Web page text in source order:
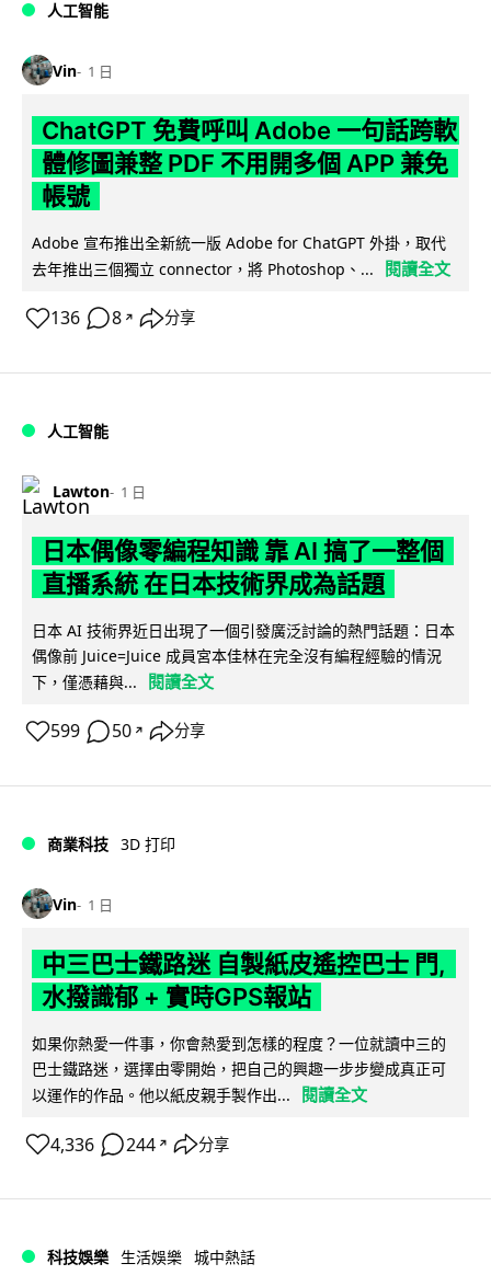
人工智能
Vin 1 日
ChatGPT 免費呼叫 Adobe 一句話跨軟
體修圖兼整 PDF 不用開多個 APP 兼免
帳號
Adobe 宣布推出全新統一版 Adobe for ChatGPT 外掛，取代
去年推出三個獨立 connector，將 Photoshop、...
閱讀全文
136 8 ↗ 分享
人工智能
Lawton 1 日
日本偶像零編程知識 靠 AI 搞了一整個
直播系統 在日本技術界成為話題
日本 AI 技術界近日出現了一個引發廣泛討論的熱門話題：日本
偶像前 Juice=Juice 成員宮本佳林在完全沒有編程經驗的情況
下，僅憑藉與...
閱讀全文
599 50 ↗ 分享
商業科技 3D 打印
Vin 1 日
中三巴士鐵路迷 自製紙皮遙控巴士 門,
水撥識郁 + 實時GPS報站
如果你熱愛一件事，你會熱愛到怎樣的程度？一位就讀中三的
巴士鐵路迷，選擇由零開始，把自己的興趣一步步變成真正可
以運作的作品。他以紙皮親手製作出...
閱讀全文
4,336 244 ↗ 分享
科技娛樂 生活娛樂 城中熱話